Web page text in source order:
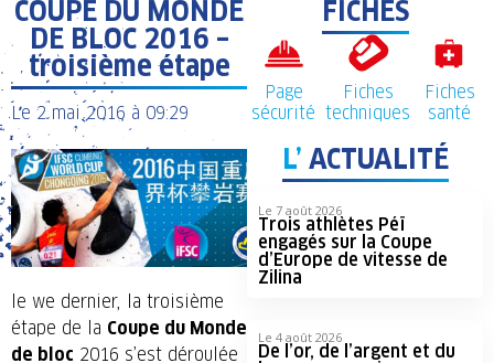
COUPE DU MONDE
DE BLOC 2016 –
troisième étape
Le 2 mai 2016 à 09:29
le we dernier, la troisième
étape de la Coupe du Monde
de bloc 2016 s’est déroulée
FICHES
Page
sécurité
Fiches
techniques
Fiches
santé
L’ ACTUALITÉ
Le 7 août 2026
Trois athlètes Péï
engagés sur la Coupe
d’Europe de vitesse de
Zilina
Le 4 août 2026
De l’or, de l’argent et du